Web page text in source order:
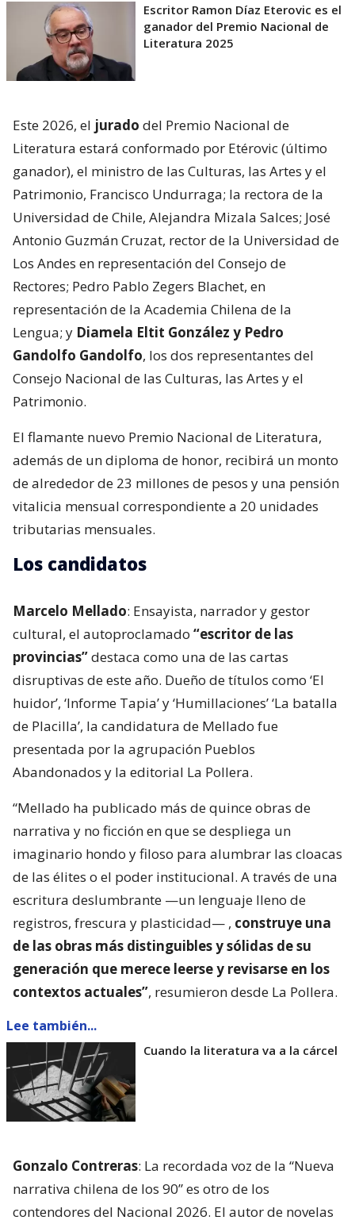
Escritor Ramon Díaz Eterovic es el
ganador del Premio Nacional de
Literatura 2025
Este 2026, el jurado del Premio Nacional de
Literatura estará conformado por Etérovic (último
ganador), el ministro de las Culturas, las Artes y el
Patrimonio, Francisco Undurraga; la rectora de la
Universidad de Chile, Alejandra Mizala Salces; José
Antonio Guzmán Cruzat, rector de la Universidad de
Los Andes en representación del Consejo de
Rectores; Pedro Pablo Zegers Blachet, en
representación de la Academia Chilena de la
Lengua; y Diamela Eltit González y Pedro
Gandolfo Gandolfo, los dos representantes del
Consejo Nacional de las Culturas, las Artes y el
Patrimonio.
El flamante nuevo Premio Nacional de Literatura,
además de un diploma de honor, recibirá un monto
de alrededor de 23 millones de pesos y una pensión
vitalicia mensual correspondiente a 20 unidades
tributarias mensuales.
Los candidatos
Marcelo Mellado: Ensayista, narrador y gestor
cultural, el autoproclamado “escritor de las
provincias”destaca como una de las cartas
disruptivas de este año. Dueño de títulos como ‘El
huidor’, ‘Informe Tapia’ y ‘Humillaciones’ ‘La batalla
de Placilla’, la candidatura de Mellado fue
presentada por la agrupación Pueblos
Abandonados y la editorial La Pollera.
“Mellado ha publicado más de quince obras de
narrativa y no ficción en que se despliega un
imaginario hondo y filoso para alumbrar las cloacas
de las élites o el poder institucional. A través de una
escritura deslumbrante —un lenguaje lleno de
registros, frescura y plasticidad— , construye una
de las obras más distinguibles y sólidas de su
generación que merece leerse y revisarse en los
contextos actuales”, resumieron desde La Pollera.
Lee también...
Cuando la literatura va a la cárcel
Gonzalo Contreras: La recordada voz de la “Nueva
narrativa chilena de los 90” es otro de los
contendores del Nacional 2026. El autor de novelas